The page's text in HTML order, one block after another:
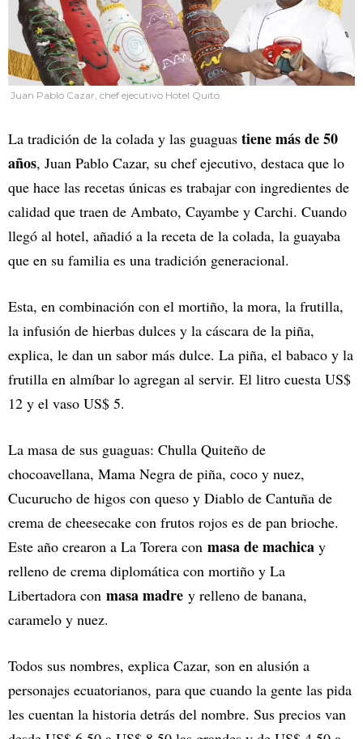
Juan Pablo Cazar, chef ejecutivo Hotel Quito.
La tradición de la colada y las guaguas tiene más de 50
años, Juan Pablo Cazar, su chef ejecutivo, destaca que lo
que hace las recetas únicas es trabajar con ingredientes de
calidad que traen de Ambato, Cayambe y Carchi. Cuando
llegó al hotel, añadió a la receta de la colada, la guayaba
que en su familia es una tradición generacional.
Esta, en combinación con el mortiño, la mora, la frutilla,
la infusión de hierbas dulces y la cáscara de la piña,
explica, le dan un sabor más dulce. La piña, el babaco y la
frutilla en almíbar lo agregan al servir. El litro cuesta US$
12 y el vaso US$ 5.
La masa de sus guaguas: Chulla Quiteño de
chocoavellana, Mama Negra de piña, coco y nuez,
Cucurucho de higos con queso y Diablo de Cantuña de
crema de cheesecake con frutos rojos es de pan brioche.
Este año crearon a La Torera con masa de machica y
relleno de crema diplomática con mortiño y La
Libertadora con masa madre y relleno de banana,
caramelo y nuez.
Todos sus nombres, explica Cazar, son en alusión a
personajes ecuatorianos, para que cuando la gente las pida
les cuentan la historia detrás del nombre. Sus precios van